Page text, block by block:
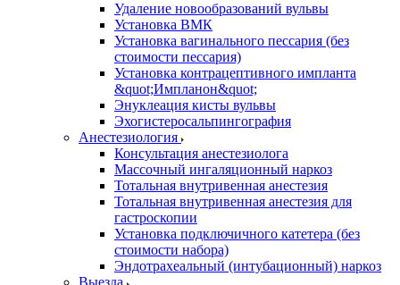
Удаление новообразований вульвы
Установка ВМК
Установка вагинального пессария (без
стоимости пессария)
Установка контрацептивного импланта
&quot;Импланон&quot;
Энуклеация кисты вульвы
Эхогистеросальпингография
Анестезиология
Консультация анестезиолога
Массочный ингаляционный наркоз
Тотальная внутривенная анестезия
Тотальная внутривенная анестезия для
гастроскопии
Установка подключичного катетера (без
стоимости набора)
Эндотрахеальный (интубационный) наркоз
Выезда